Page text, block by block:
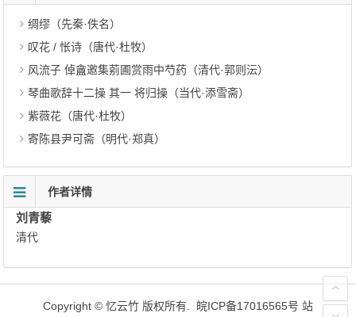
绸缪（先秦·佚名）
叹花 / 怅诗（唐代·杜牧）
风流子 倬盦邀集莂圃赏雨中芍药（清代·郭则沄）
琴曲歌辞十二操 其一 将归操（当代·添雪斋）
紫薇花（唐代·杜牧）
寄陈县尹可斋（明代·郑真）
作者详情
刘青藜
清代
Copyright © 忆云竹 版权所有. 皖ICP备17016565号 站